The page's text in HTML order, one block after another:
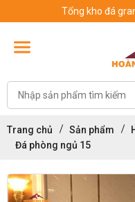
Tổng kho đá
Trang chủ Sản phẩm
Đá phòng ngủ 15